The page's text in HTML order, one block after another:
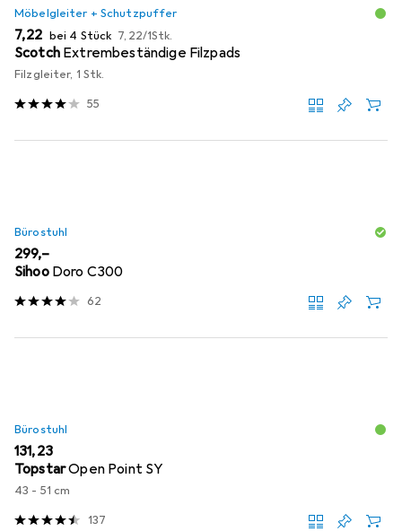
Möbelgleiter + Schutzpuffer
EUR
7,22 bei 4 Stück EUR
7,22/1Stk.
Scotch Extrembeständige Filzpads
Filzgleiter, 1 Stk.
55
Bürostuhl
EUR
299,–
Sihoo Doro C300
62
Bürostuhl
EUR
131,23
TopstarOpen Point SY
43 - 51 cm
137